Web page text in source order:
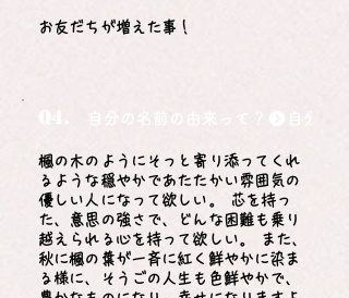
お友だちが増えた事！
楓の木のようにそっと寄り添ってくれ
るような穏やかであたたかい雰囲気の
優しい人になって欲しい。 芯を持っ
た、意思の強さで、どんな困難も乗り
越えられる心を持って欲しい。 また、
秋に楓の葉が一斉に紅く鮮やかに染ま
る様に、そうごの人生も色鮮やかで、